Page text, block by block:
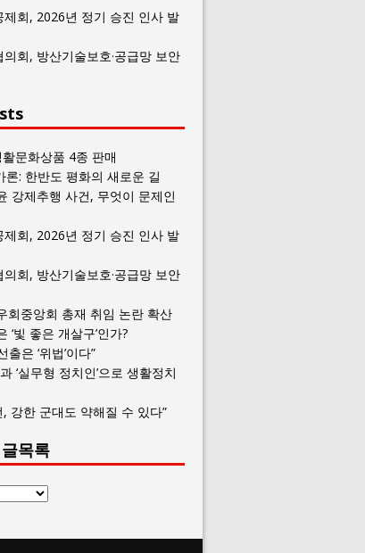
제회, 2026년 정기 승진 인사 발
회, 방산기술보호·공급망 보안
문화상품 4종 판매
론: 한반도 평화의 새로운 길
강제추행 사건, 무엇이 문제인
제회, 2026년 정기 승진 인사 발
회, 방산기술보호·공급망 보안
회중앙회 총재 취임 논란 확산
‘빛 좋은 개살구’인가?
은 ‘위법’이다”
‘실무형 정치인’으로 생활정치
, 강한 군대도 약해질 수 있다”
목록